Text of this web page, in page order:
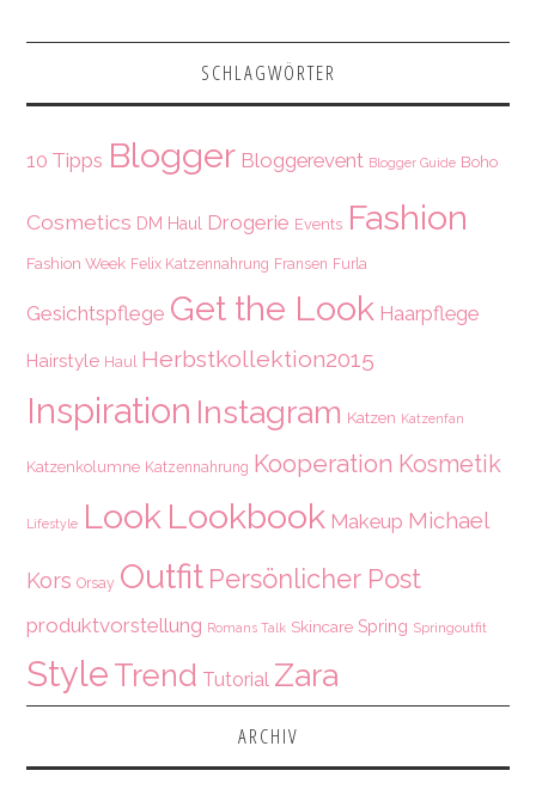
SCHLAGWÖRTER
10 Tipps Blogger Bloggerevent Blogger Guide Boho
Cosmetics DM Haul Drogerie Events Fashion
Fashion Week Felix Katzennahrung Fransen Furla
Gesichtspflege Get the Look Haarpflege
Hairstyle Haul Herbstkollektion2015
Inspiration Instagram Katzen Katzenfan
Katzenkolumne Katzennahrung Kooperation Kosmetik
Lifestyle Look Lookbook Makeup Michael
Kors Orsay Outfit Persönlicher Post
produktvorstellung Romans Talk Skincare Spring Springoutfit
Style Trend Tutorial Zara
ARCHIV